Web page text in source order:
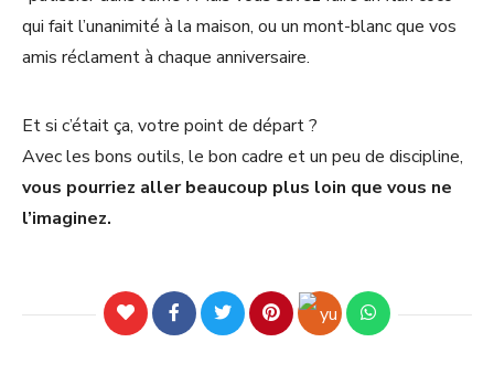
qui fait l’unanimité à la maison, ou un mont-blanc que vos
amis réclament à chaque anniversaire.
Et si c’était ça, votre point de départ ?
Avec les bons outils, le bon cadre et un peu de discipline,
vous pourriez aller beaucoup plus loin que vous ne
l’imaginez.